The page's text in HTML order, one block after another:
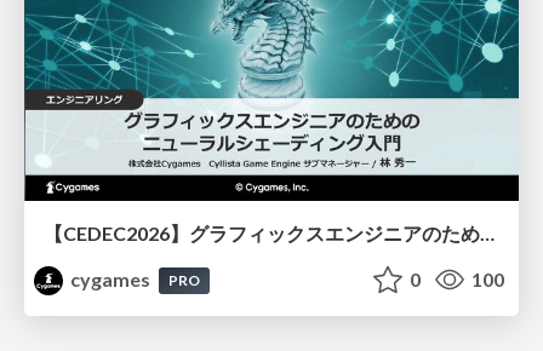
【CEDEC2026】グラフィックスエンジニアのためのニューラルシェーディング入門
cygames
PRO 0 100